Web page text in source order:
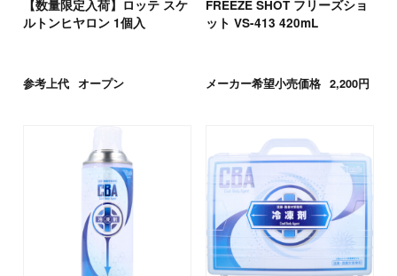
【数量限定入荷】ロッテ スケ
ルトンヒヤロン 1個入
参考上代 オープン
FREEZE SHOT フリーズショ
ット VS-413 420mL
メーカー希望小売価格 2,200円